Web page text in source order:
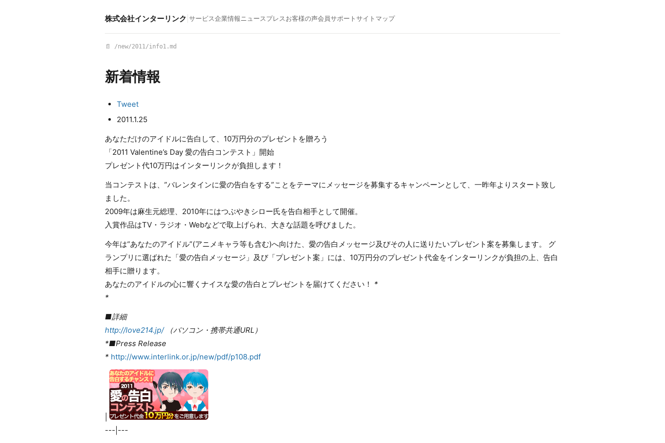
株式会社インターリンク サービス企業情報ニュースプレスお客様の声会員サポートサイトマップ
📄 /new/2011/info1.md
新着情報
Tweet
2011.1.25
あなただけのアイドルに告白して、10万円分のプレゼントを贈ろう
「2011 Valentine’s Day 愛の告白コンテスト」開始
プレゼント代10万円はインターリンクが負担します！
当コンテストは、”バレンタインに愛の告白をする”ことをテーマにメッセージを募集するキャンペーンとして、一昨年よりスタート致し
ました。
2009年は麻生元総理、2010年にはつぶやきシロー氏を告白相手として開催。
入賞作品はTV・ラジオ・Webなどで取上げられ、大きな話題を呼びました。
今年は“あなたのアイドル”(アニメキャラ等も含む)へ向けた、愛の告白メッセージ及びその人に送りたいプレゼント案を募集します。 グ
ランプリに選ばれた「愛の告白メッセージ」及び「プレゼント案」には、10万円分のプレゼント代金をインターリンクが負担の上、告白
相手に贈ります。
あなたのアイドルの心に響くナイスな愛の告白とプレゼントを届けてください！ *
*
■詳細
http://love214.jp/（パソコン・携帯共通URL）
*■Press Release
* http://www.interlink.or.jp/new/pdf/p108.pdf
---|---